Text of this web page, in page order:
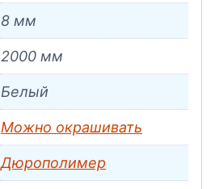
8 мм
2000 мм
Белый
Можно окрашивать
Дюрополимер